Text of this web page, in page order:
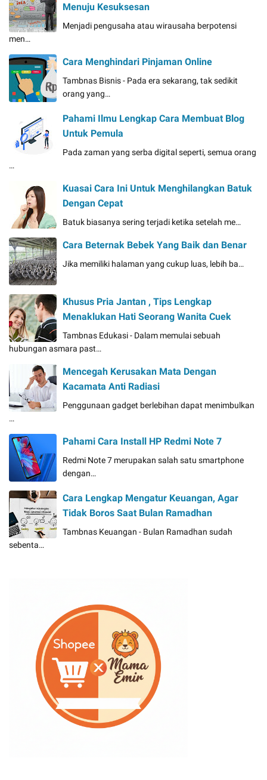
Menuju Kesuksesan
Menjadi pengusaha atau wirausaha berpotensi
men…
Cara Menghindari Pinjaman Online
Tambnas Bisnis - Pada era sekarang, tak sedikit
orang yang…
Pahami Ilmu Lengkap Cara Membuat Blog
Untuk Pemula
Pada zaman yang serba digital seperti, semua orang
…
Kuasai Cara Ini Untuk Menghilangkan Batuk
Dengan Cepat
Batuk biasanya sering terjadi ketika setelah me…
Cara Beternak Bebek Yang Baik dan Benar
Jika memiliki halaman yang cukup luas, lebih ba…
Khusus Pria Jantan , Tips Lengkap
Menaklukan Hati Seorang Wanita Cuek
Tambnas Edukasi - Dalam memulai sebuah
hubungan asmara past…
Mencegah Kerusakan Mata Dengan
Kacamata Anti Radiasi
Penggunaan gadget berlebihan dapat menimbulkan
…
Pahami Cara Install HP Redmi Note 7
Redmi Note 7 merupakan salah satu smartphone
dengan…
Cara Lengkap Mengatur Keuangan, Agar
Tidak Boros Saat Bulan Ramadhan
Tambnas Keuangan - Bulan Ramadhan sudah
sebenta…